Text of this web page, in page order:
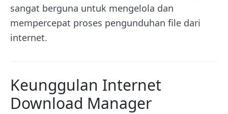
sangat berguna untuk mengelola dan
mempercepat proses pengunduhan file dari
internet.
Keunggulan Internet
Download Manager